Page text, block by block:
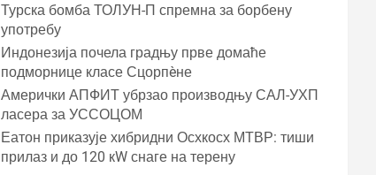
Турска бомба ТОЛУН-П спремна за борбену
употребу
Индонезија почела градњу прве домаће
подморнице класе Сцорпèне
Амерички АПФИТ убрзао производњу САЛ-УХП
ласера за УССОЦОМ
Еатон приказује хибридни Осхкосх МТВР: тиши
прилаз и до 120 кW снаге на терену